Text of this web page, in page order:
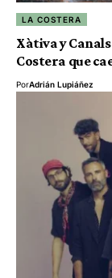
LA COSTERA
Xàtiva y
Costera que
PorAdrián Lupiáñez